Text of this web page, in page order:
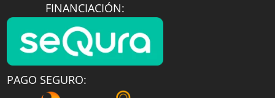
FINANCIACIÓN:
PAGO SEGURO: